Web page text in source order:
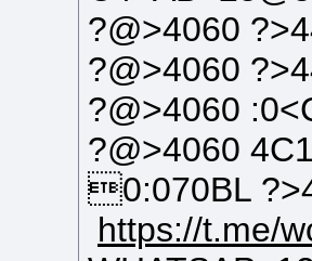
?@>4060
?@>4060
?@>4060
?@>4060
0:070BL
https://t.me/